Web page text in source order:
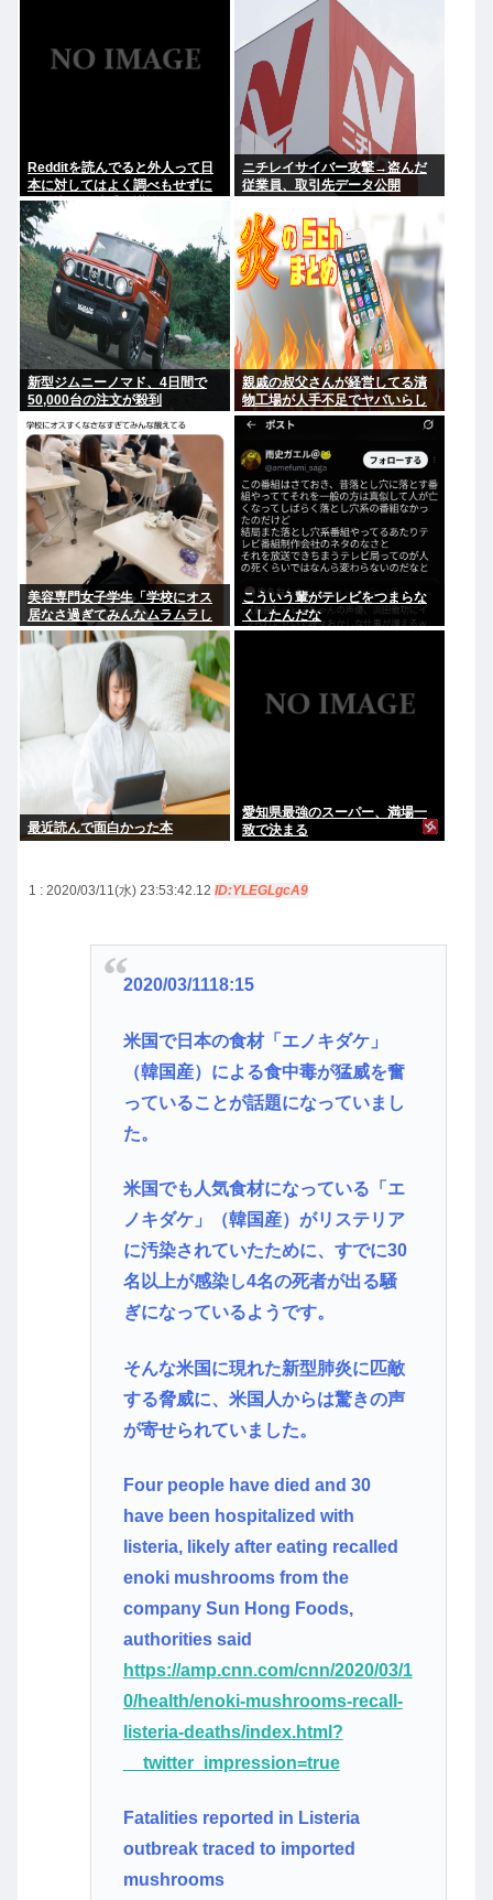
Redditを読んでると外人って日
本に対してはよく調べもせずに
思い込みで勝手に議論してるよ
な
ニチレイサイバー攻撃→盗んだ
従業員、取引先データ公開
新型ジムニーノマド、4日間で
50,000台の注文が殺到
親戚の叔父さんが経営してる漬
物工場が人手不足でヤバいらし
い
美容専門女子学生「学校にオス
居なさ過ぎてみんなムラムラし
てる 」
こういう輩がテレビをつまらな
くしたんだな
最近読んで面白かった本
愛知県最強のスーパー、満場一
致で決まる
1 : 2020/03/11(水) 23:53:42.12 ID:YLEGLgcA9
2020/03/1118:15
米国で日本の食材「エノキダケ」
（韓国産）による食中毒が猛威を奮
っていることが話題になっていまし
た。
米国でも人気食材になっている「エ
ノキダケ」（韓国産）がリステリア
に汚染されていたために、すでに30
名以上が感染し4名の死者が出る騒
ぎになっているようです。
そんな米国に現れた新型肺炎に匹敵
する脅威に、米国人からは驚きの声
が寄せられていました。
Four people have died and 30
have been hospitalized with
listeria, likely after eating recalled
enoki mushrooms from the
company Sun Hong Foods,
authorities said
https://amp.cnn.com/cnn/2020/03/1
0/health/enoki-mushrooms-recall-
listeria-deaths/index.html?
__twitter_impression=true
Fatalities reported in Listeria
outbreak traced to imported
mushrooms